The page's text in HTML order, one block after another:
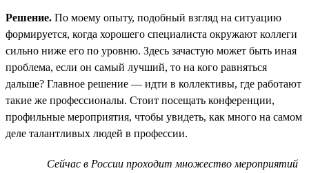
Решение. По моему опыту, подобный взгляд на ситуацию
формируется, когда хорошего специалиста окружают коллеги
сильно ниже его по уровню. Здесь зачастую может быть иная
проблема, если он самый лучший, то на кого равняться
дальше? Главное решение — идти в коллективы, где работают
такие же профессионалы. Стоит посещать конференции,
профильные мероприятия, чтобы увидеть, как много на самом
деле талантливых людей в профессии.
Сейчас в России проходит множество мероприятий